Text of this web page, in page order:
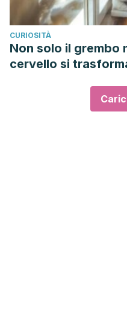
CURIOSITÀ
Non solo il grembo
cervello si